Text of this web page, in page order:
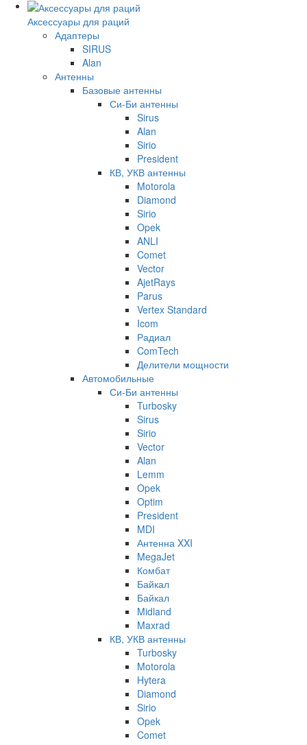
Аксессуары для раций
Адаптеры
SIRUS
Alan
Антенны
Базовые антенны
Си-Би антенны
Sirus
Alan
Sirio
President
КВ, УКВ антенны
Motorola
Diamond
Sirio
Opek
ANLI
Comet
Vector
AjetRays
Parus
Vertex Standard
Icom
Радиал
ComTech
Делители мощности
Автомобильные
Си-Би антенны
Turbosky
Sirus
Sirio
Vector
Alan
Lemm
Opek
Optim
President
MDI
Антенна XXI
MegaJet
Комбат
Байкал
Байкал
Midland
Maxrad
КВ, УКВ антенны
Turbosky
Motorola
Hytera
Diamond
Sirio
Opek
Comet